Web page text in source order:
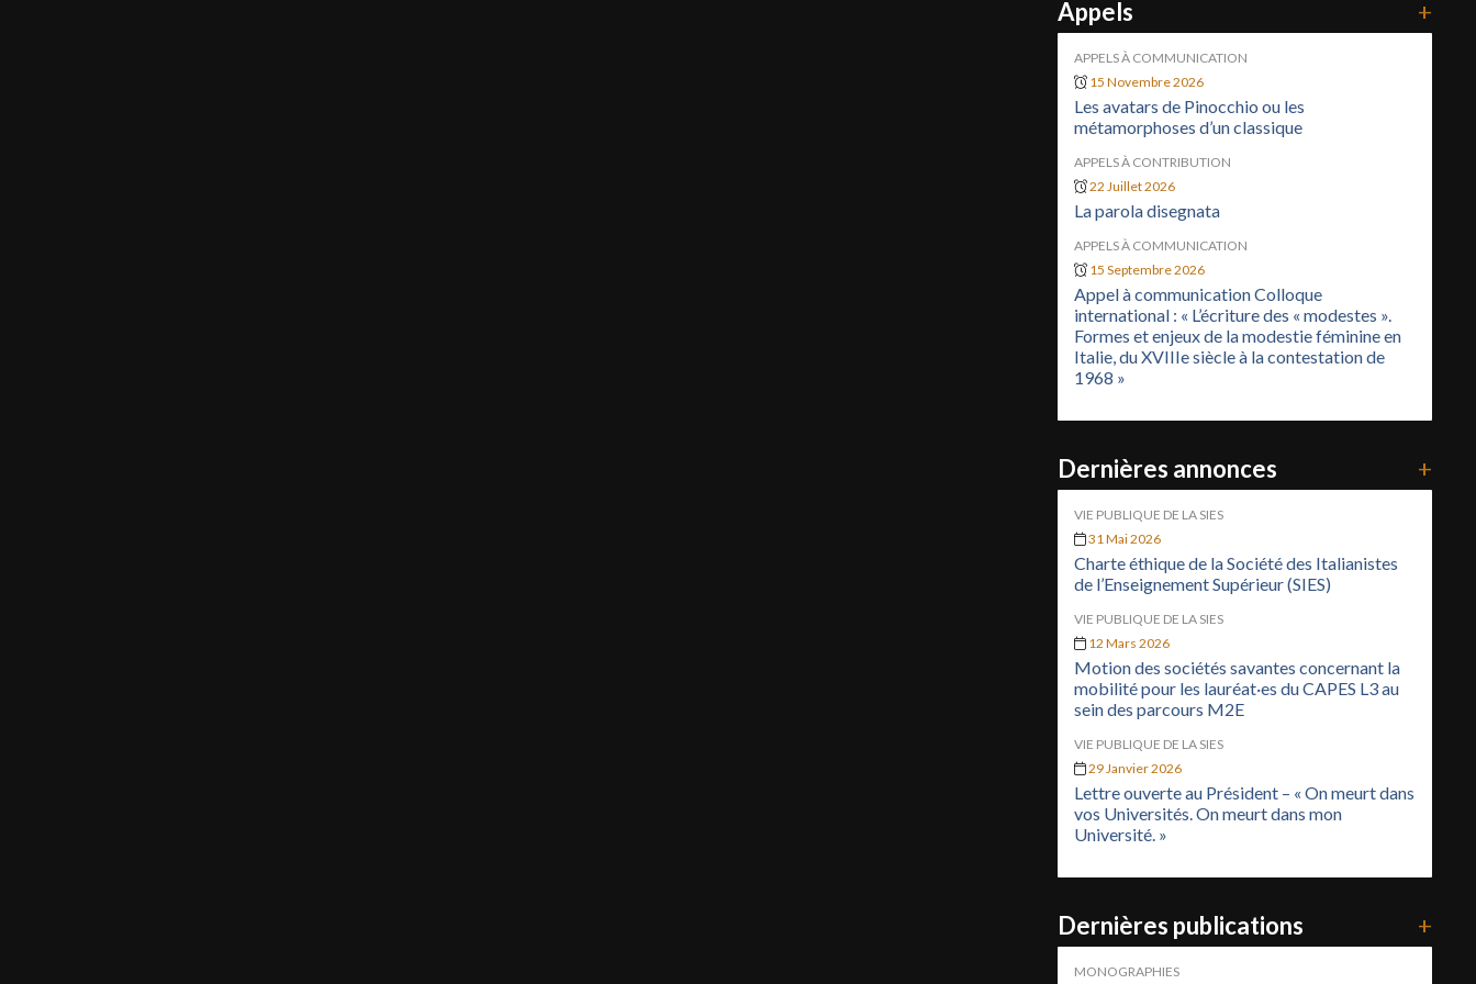
Appels +
APPELS À COMMUNICATION
15 Novembre 2026
Les avatars de Pinocchio ou les
métamorphoses d’un classique
APPELS À CONTRIBUTION
22 Juillet 2026
La parola disegnata
APPELS À COMMUNICATION
15 Septembre 2026
Appel à communication Colloque
international : « L’écriture des « modestes ».
Formes et enjeux de la modestie féminine en
Italie, du XVIIIe siècle à la contestation de
1968 »
Dernières annonces +
VIE PUBLIQUE DE LA SIES
31 Mai 2026
Charte éthique de la Société des Italianistes
de l’Enseignement Supérieur (SIES)
VIE PUBLIQUE DE LA SIES
12 Mars 2026
Motion des sociétés savantes concernant la
mobilité pour les lauréat·es du CAPES L3 au
sein des parcours M2E
VIE PUBLIQUE DE LA SIES
29 Janvier 2026
Lettre ouverte au Président – « On meurt dans
vos Universités. On meurt dans mon
Université. »
Dernières publications +
MONOGRAPHIES